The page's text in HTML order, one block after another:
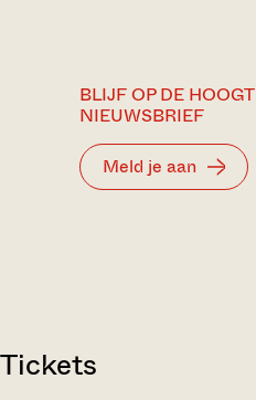
BLIJF OP DE
NIEUWSBRIEF
Meld je aan
Tickets